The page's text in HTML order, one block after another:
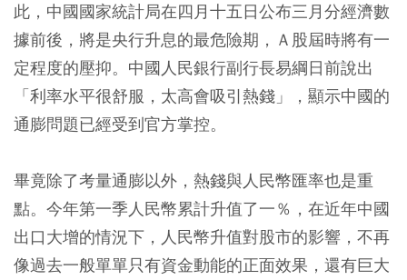
此，中國國家統計局在四月十五日公布三月分經濟數
據前後，將是央行升息的最危險期，Ａ股屆時將有一
定程度的壓抑。中國人民銀行副行長易綱日前說出
「利率水平很舒服，太高會吸引熱錢」，顯示中國的
通膨問題已經受到官方掌控。
畢竟除了考量通膨以外，熱錢與人民幣匯率也是重
點。今年第一季人民幣累計升值了一％，在近年中國
出口大增的情況下，人民幣升值對股市的影響，不再
像過去一般單單只有資金動能的正面效果，還有巨大